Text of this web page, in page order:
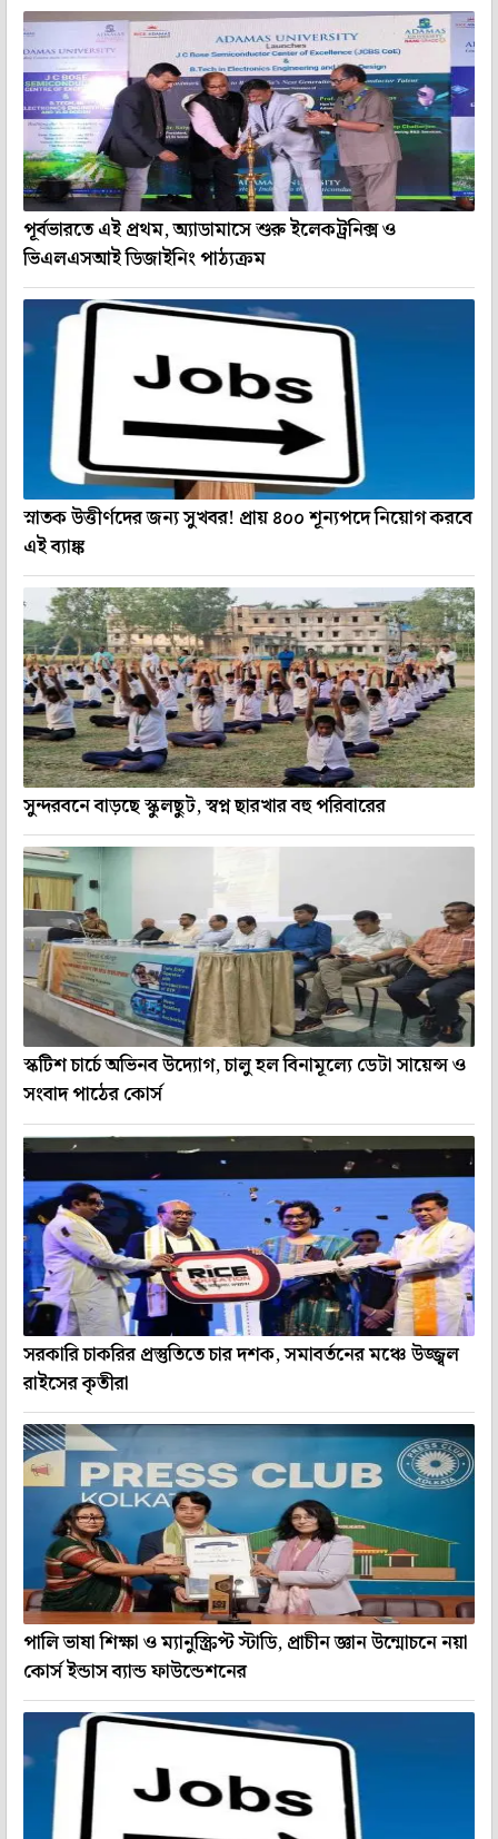
পূর্বভারতে এই প্রথম, অ্যাডামাসে শুরু ইলেকট্রনিক্স ও
ভিএলএসআই ডিজাইনিং পাঠ্যক্রম
স্নাতক উত্তীর্ণদের জন্য সুখবর! প্রায় ৪০০ শূন্যপদে নিয়োগ করবে
এই ব্যাঙ্ক
সুন্দরবনে বাড়ছে স্কুলছুট, স্বপ্ন ছারখার বহু পরিবারের
স্কটিশ চার্চে অভিনব উদ্যোগ, চালু হল বিনামূল্যে ডেটা সায়েন্স ও
সংবাদ পাঠের কোর্স
সরকারি চাকরির প্রস্তুতিতে চার দশক, সমাবর্তনের মঞ্চে উজ্জ্বল
রাইসের কৃতীরা
পালি ভাষা শিক্ষা ও ম্যানুস্ক্রিপ্ট স্টাডি, প্রাচীন জ্ঞান উন্মোচনে নয়া
কোর্স ইন্ডাস ব্যান্ড ফাউন্ডেশনের